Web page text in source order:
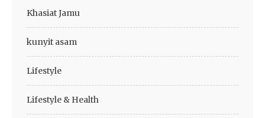
Khasiat Jamu
kunyit asam
Lifestyle
Lifestyle & Health